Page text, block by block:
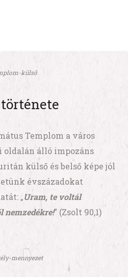
külső
Templom a város
álló impozáns
külső és belső képe jól
évszázadokat
„Uram, te voltál
nemzedékre!” (Zsolt 90,1)
mennyezet